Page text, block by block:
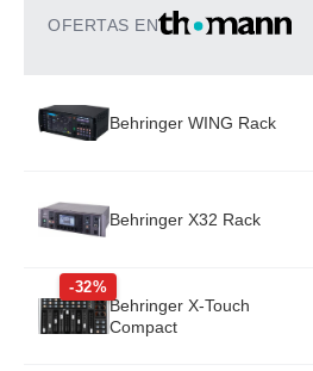
OFERTAS EN
Behringer WING Rack
Behringer X32 Rack
-32%
Behringer X-Touch
Compact